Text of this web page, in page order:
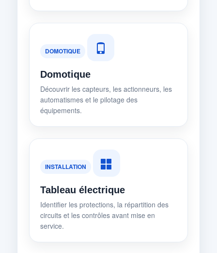
DOMOTIQUE
Domotique
Découvrir les capteurs, les actionneurs, les
automatismes et le pilotage des
équipements.
INSTALLATION
Tableau électrique
Identifier les protections, la répartition des
circuits et les contrôles avant mise en
service.